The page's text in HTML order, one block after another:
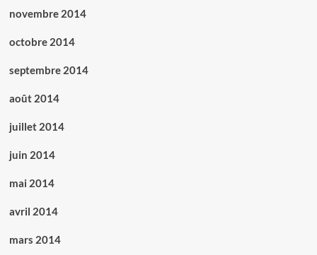
novembre 2014
octobre 2014
septembre 2014
août 2014
juillet 2014
juin 2014
mai 2014
avril 2014
mars 2014